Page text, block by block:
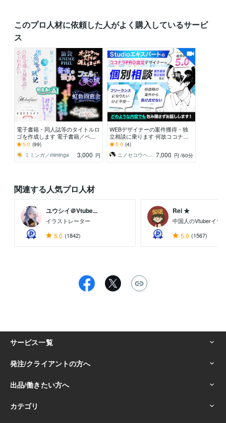
このプロ人材に依頼した人がよく購入しているサービ
ス
電子書籍・同人誌等のタイトルロ
ゴを作成します 電子書籍／ペー
パーバッグ／同人誌／YouTubeほ
かサムネ用
5.0 (99)
ミミンガ／miminga
3,000 円
WEBデザイナーの案件獲得・独
立相談に乗ります 何故ココナラ
で高単価HP案件を獲れるように
なったのかを公開！
5.0 (4)
7,000 円 /60分
関連する人気プロ人材
ユウシイ＠Vtube...
イラストレーター
5.0 (1842)
Rei ★
中国人のVtuberイラ
5.0 (1567)